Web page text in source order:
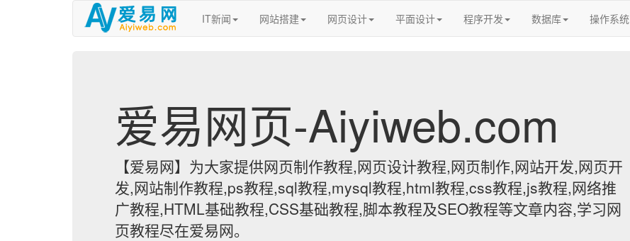
IT新闻 网站搭建 网页设计 平面设计 程序开发 数据库 操作系统
爱易网页-Aiyiweb.com
【爱易网】为大家提供网页制作教程,网页设计教程,网页制作,网站开发,网页开
发,网站制作教程,ps教程,sql教程,mysql教程,html教程,css教程,js教程,网络推
广教程,HTML基础教程,CSS基础教程,脚本教程及SEO教程等文章内容,学习网
页教程尽在爱易网。